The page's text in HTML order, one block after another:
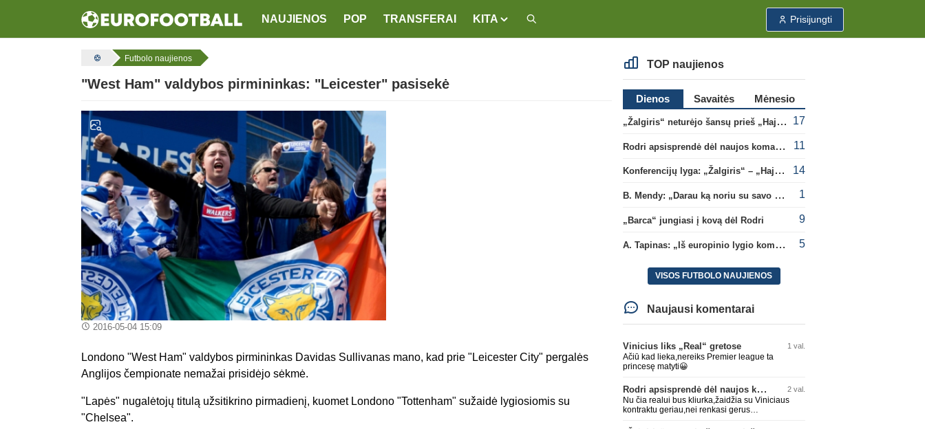
NAUJIENOS POP TRANSFERAI KITA Prisijungti
Futbolo naujienos
"West Ham" valdybos pirmininkas: "Leicester" pasisekė
2016-05-04 15:09
Londono "West Ham" valdybos pirmininkas Davidas Sullivanas mano, kad prie "Leicester City" pergalės
Anglijos čempionate nemažai prisidėjo sėkmė.
"Lapės" nugalėtojų titulą užsitikrino pirmadienį, kuomet Londono "Tottenham" sužaidė lygiosiomis su
"Chelsea".
TOP naujienos
Dienos Savaitės
Mėnesio
„Žalgiris“ neturėjo šansų prieš „Hajduk“
17
Rodri apsisprendė dėl naujos komandos 11
Konferencijų lyga: „Žalgiris“ – „Hajduk“ (rungtynės tiesiogiai) 14
B. Mendy: „Darau ką noriu su savo pasaulio čempionato titulu“ 1
„Barca“ jungiasi į kovą dėl Rodri 9
A. Tapinas: „Iš europinio lygio komandos gavom gerų pamokų“ 5
VISOS FUTBOLO NAUJIENOS
Naujausi komentarai
Vinicius liks „Real“ gretose 1 val.
Ačiū kad lieka,nereiks Premier league ta
princesę matyti😀
Rodri apsisprendė dėl naujos komandos 2 val.
Nu čia realui bus kliurka,žaidžia su Viniciaus
kontraktu geriau,nei renkasi gerus